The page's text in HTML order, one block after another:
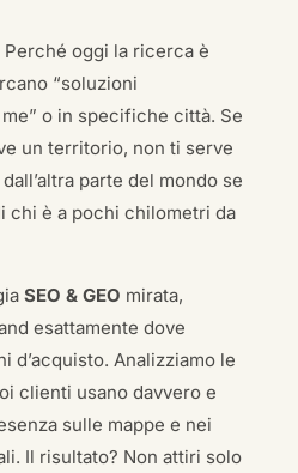
oggi la ricerca è
“soluzioni
o in specifiche città. Se
un territorio, non ti serve
parte del mondo se
chi è a pochi chilometri da
SEO & GEO mirata,
esattamente dove
d’acquisto. Analizziamo le
clienti usano davvero e
sulle mappe e nei
Il risultato? Non attiri solo